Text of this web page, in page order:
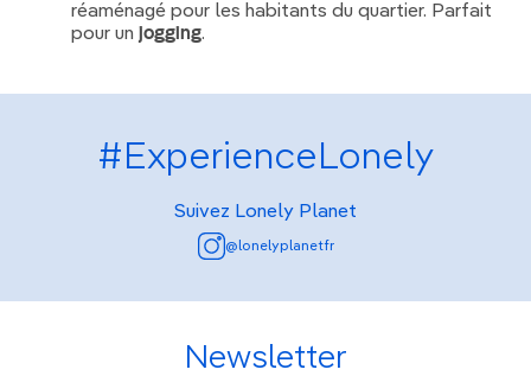
réaménagé pour les habitants du quartier. Parfait
pour un jogging.
#ExperienceLonely
Suivez Lonely Planet
@lonelyplanetfr
Newsletter